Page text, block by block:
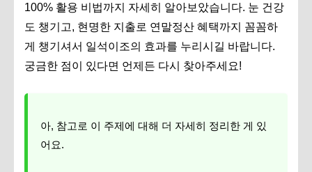
100% 활용 비법까지 자세히 알아보았습니다. 눈 건강
도 챙기고, 현명한 지출로 연말정산 혜택까지 꼼꼼하
게 챙기셔서 일석이조의 효과를 누리시길 바랍니다.
궁금한 점이 있다면 언제든 다시 찾아주세요!
아, 참고로 이 주제에 대해 더 자세히 정리한 게 있
어요.